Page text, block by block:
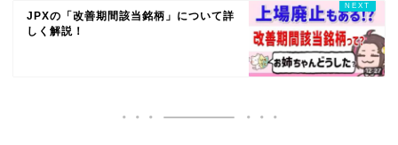
JPXの「改善期間該当銘柄」について詳
しく解説！